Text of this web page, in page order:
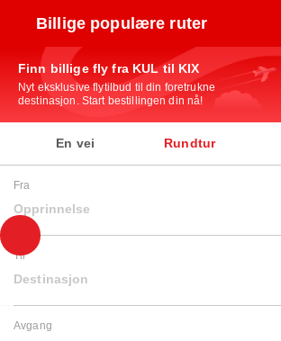
Billige populære ruter
Finn billige fly fra KUL til KIX
Nyt eksklusive flytilbud til din foretrukne
destinasjon. Start bestillingen din nå!
En vei Rundtur
Fra
Opprinnelse
Til
Destinasjon
Avgang